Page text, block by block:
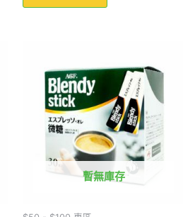
暫無庫存